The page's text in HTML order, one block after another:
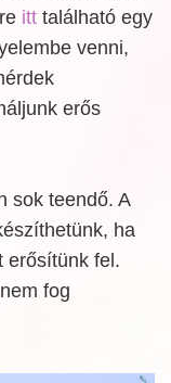
itt található egy
venni,
erős
sok teendő. A
ha
erősítünk fel.
fog